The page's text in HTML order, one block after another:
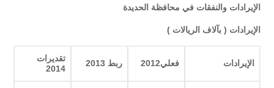
الإيرادات والنفقات في محافظة الحديدة
الإيرادات ( بآلاف الريالات )
الإيرادات فعلي2012 ربط 2013
تقديرات
2014